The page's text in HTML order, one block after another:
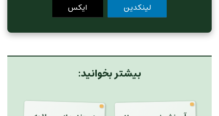
لینکدین
ایکس
بیشتر بخوانید: